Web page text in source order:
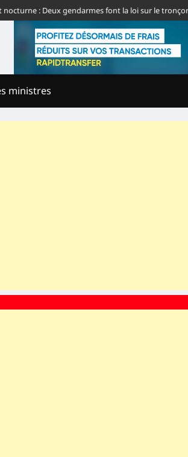
: Deux gendarmes font la loi sur le tronçon
ministres